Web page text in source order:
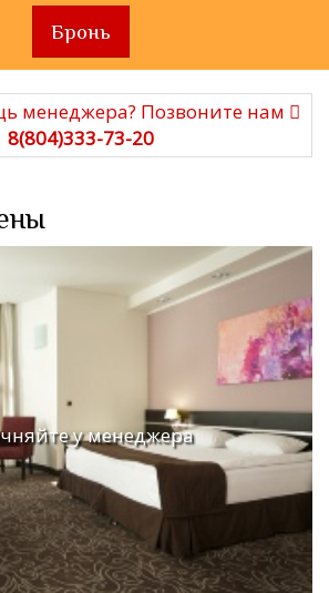
Бронь
менеджера? Позвоните нам
8(804)333-73-20
у менеджера